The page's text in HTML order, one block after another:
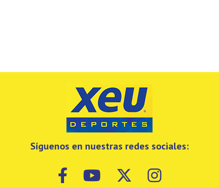
Síguenos en nuestras redes sociales: